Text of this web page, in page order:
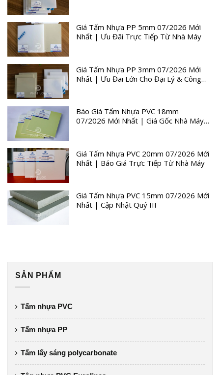
Giá Tấm Nhựa PP 5mm 07/2026 Mới
Nhất | Ưu Đãi Trực Tiếp Từ Nhà Máy
Giá Tấm Nhựa PP 3mm 07/2026 Mới
Nhất | Ưu Đãi Lớn Cho Đại Lý & Công
Báo Giá Tấm Nhựa PVC 18mm
07/2026 Mới Nhất | Giá Gốc Nhà Máy
Giá Tấm Nhựa PVC 20mm 07/2026 Mới
Nhất | Báo Giá Trực Tiếp Từ Nhà Máy
Giá Tấm Nhựa PVC 15mm 07/2026 Mới
Nhất | Cập Nhật Quý III
SẢN PHẨM
Tấm nhựa PVC
Tấm nhựa PP
Tấm lấy sáng polycarbonate